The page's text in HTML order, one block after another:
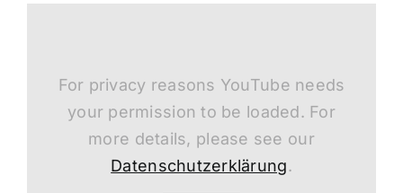
For privacy reasons YouTube needs
your permission to be loaded. For
more details, please see our
Datenschutzerklärung.